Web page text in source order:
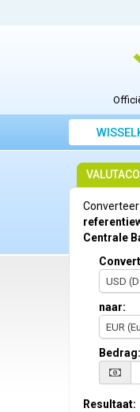
Centrale
USD
naar:
EUR
Bedrag:
Resultaat: